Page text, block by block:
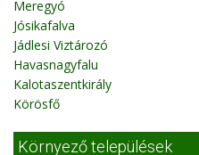
Meregyó
Jósikafalva
Jádlesi Viztározó
Havasnagyfalu
Kalotaszentkirály
Körösfő
Környező települések